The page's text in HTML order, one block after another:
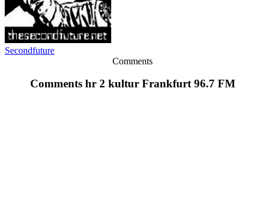
Secondfuture
Comments
Comments hr 2 kultur Frankfurt 96.7 FM